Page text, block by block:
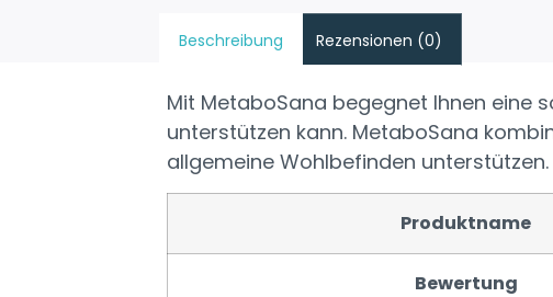
Beschreibung Rezensionen (0)
Mit MetaboSana begegnet Ihnen eine
unterstützen kann. MetaboSana
allgemeine Wohlbefinden unterstützen.
Produktname
Bewertung